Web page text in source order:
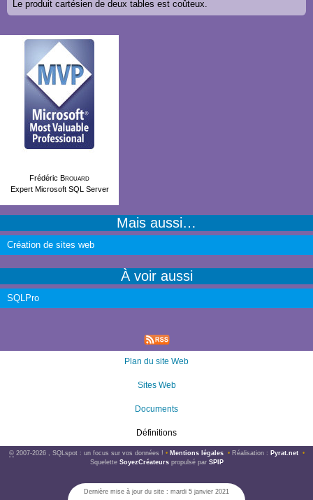
Le produit cartésien de deux tables est coûteux.
Frédéric Brouard
Expert Microsoft SQL Server
Mais aussi…
Création de sites web
À voir aussi
SQLPro
Plan du site Web
Sites Web
Documents
Définitions
©2007-2026 , SQLspot : un focus sur vos données ! • Mentions légales • Réalisation : Pyrat.net
•
Squelette SoyezCréateurspropulsé par SPIP
Dernière mise à jour du site : mardi 5 janvier 2021